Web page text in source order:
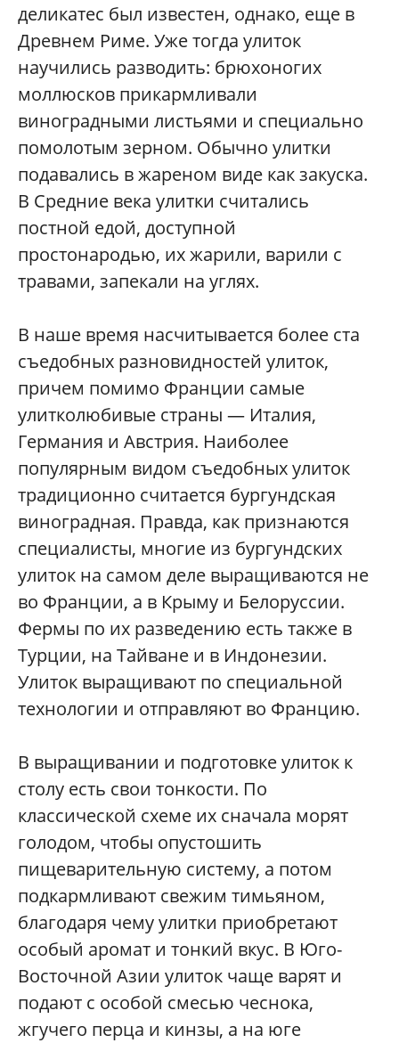
деликатес был известен, однако, еще в
Древнем Риме. Уже тогда улиток
научились разводить: брюхоногих
моллюсков прикармливали
виноградными листьями и специально
помолотым зерном. Обычно улитки
подавались в жареном виде как закуска.
В Средние века улитки считались
постной едой, доступной
простонародью, их жарили, варили с
травами, запекали на углях.
В наше время насчитывается более ста
съедобных разновидностей улиток,
причем помимо Франции самые
улитколюбивые страны — Италия,
Германия и Австрия. Наиболее
популярным видом съедобных улиток
традиционно считается бургундская
виноградная. Правда, как признаются
специалисты, многие из бургундских
улиток на самом деле выращиваются не
во Франции, а в Крыму и Белоруссии.
Фермы по их разведению есть также в
Турции, на Тайване и в Индонезии.
Улиток выращивают по специальной
технологии и отправляют во Францию.
В выращивании и подготовке улиток к
столу есть свои тонкости. По
классической схеме их сначала морят
голодом, чтобы опустошить
пищеварительную систему, а потом
подкармливают свежим тимьяном,
благодаря чему улитки приобретают
особый аромат и тонкий вкус. В Юго-
Восточной Азии улиток чаще варят и
подают с особой смесью чеснока,
жгучего перца и кинзы, а на юге